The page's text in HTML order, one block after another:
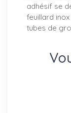
adhésif se
feuillard
tubes de